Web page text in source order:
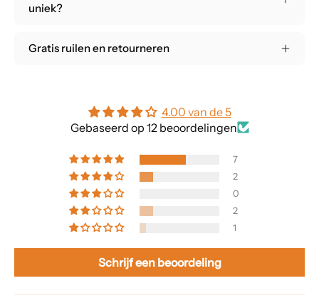
uniek?
Gratis ruilen en retourneren
4.00 van de 5
Gebaseerd op 12 beoordelingen
7
2
0
2
1
Schrijf een beoordeling